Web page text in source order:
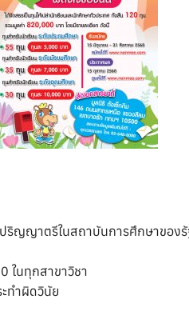
ริญญาตรีในสถาบันการศึกษาของรั
ในทุกสาขาวิชา
ทำผิดวินัย